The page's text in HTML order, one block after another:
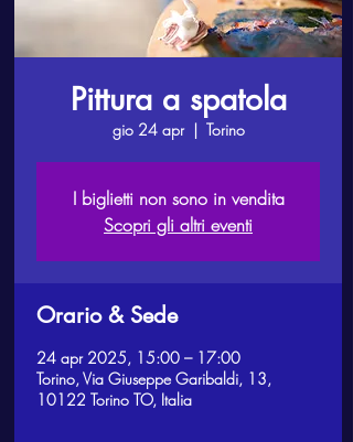
Pittura a spatola
gio 24 apr
  |
Torino
I biglietti non sono in vendita
Scopri gli altri eventi
Orario & Sede
24 apr 2025, 15:00 – 17:00
Torino, Via Giuseppe Garibaldi, 13,
10122 Torino TO, Italia